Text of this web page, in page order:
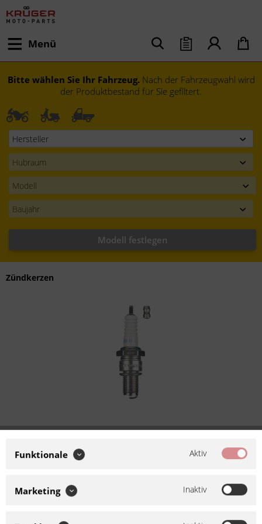
Menü
Bitte wählen Sie Ihr Fahrzeug. Nach der Fahrzeugwahl wird
der Produktbestand für Sie gefiltert.
Modell festlegen
Zündkerzen
NGK Zündkerze BR4ES
Hersteller:
NGK
Funktionale Aktiv
Marketing Inaktiv